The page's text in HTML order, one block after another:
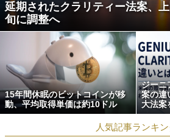
延期されたクラリティー法案、
旬に調整へ
15年間休眠のビットコインが移
動、平均取得単価は約10ドル
ジーニ
案の違
大法案
人気記事ランキ